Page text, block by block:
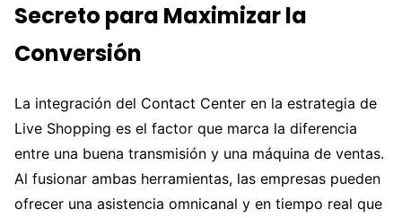
Secreto para Maximizar la
Conversión
La integración del Contact Center en la estrategia de
Live Shopping es el factor que marca la diferencia
entre una buena transmisión y una máquina de ventas.
Al fusionar ambas herramientas, las empresas pueden
ofrecer una asistencia omnicanal y en tiempo real que